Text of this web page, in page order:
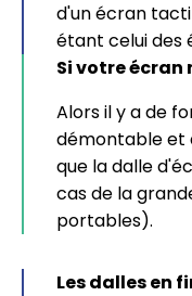
d'un écran
étant celui des
Si votre
Alors il y a de
démontable et
que la dalle
cas de la
portables).
Les dalles en